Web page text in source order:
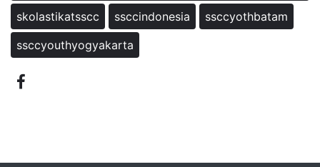
skolastikatsscc
ssccindonesia
ssccyothbatam
ssccyouthyogyakarta